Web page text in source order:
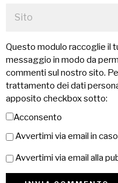
Questo modulo raccoglie il
messaggio in modo da
commenti sul nostro sito.
trattamento dei dati
apposito checkbox sotto:
Acconsento
Avvertimi via email in
Avvertimi via email alla